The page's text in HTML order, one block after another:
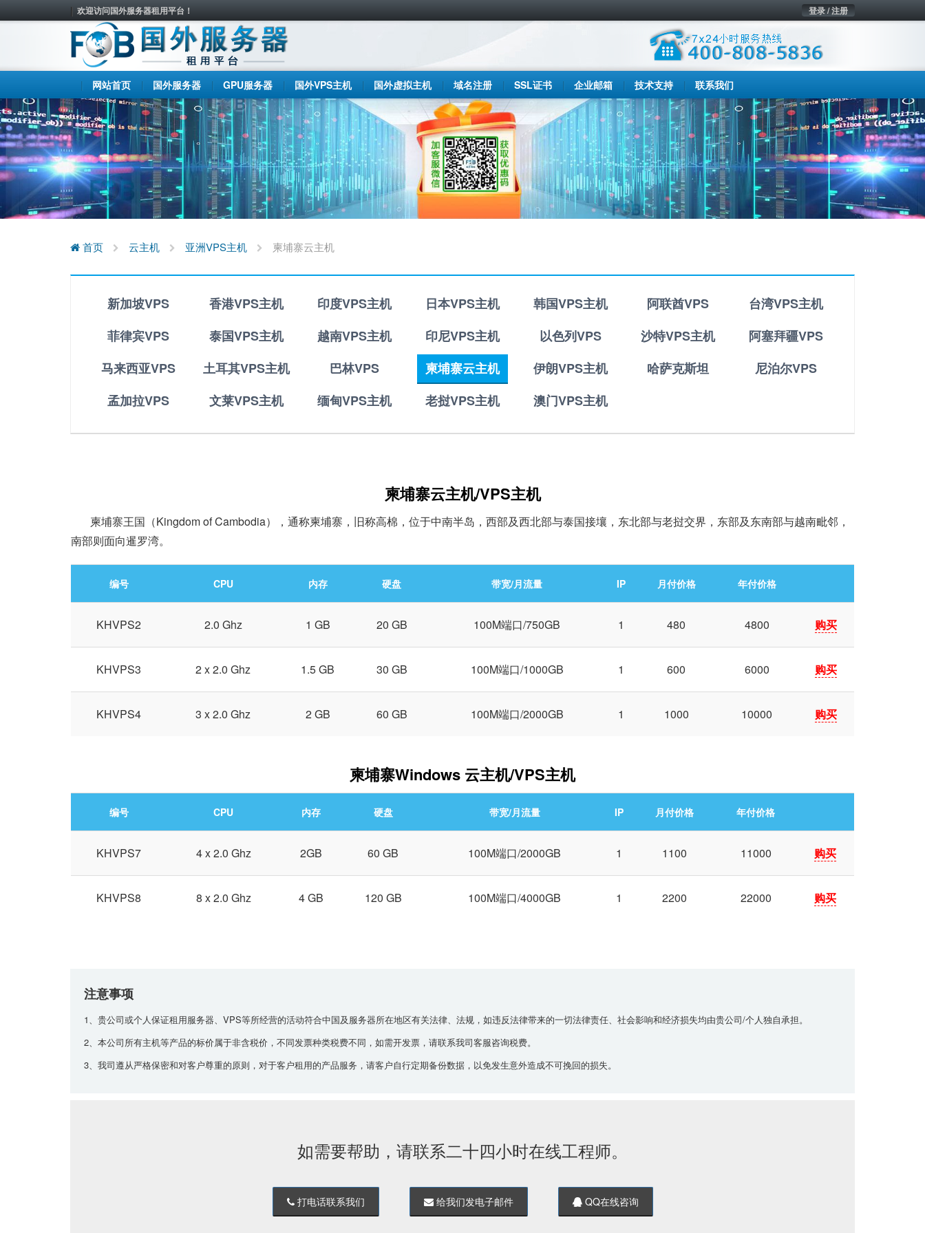
欢迎访问国外服务器租用平台！ 登录 / 注册
网站首页 国外服务器 GPU服务器 国外VPS主机 国外虚拟主机 域名注册 SSL证书 企业邮箱 技术支持 联系我们
首页 云主机 亚洲VPS主机 柬埔寨云主机
新加坡VPS 香港VPS主机 印度VPS主机 日本VPS主机 韩国VPS主机 阿联酋VPS
台湾VPS主机
菲律宾VPS
泰国VPS主机 越南VPS主机 印尼VPS主机 以色列VPS 沙特VPS主机
阿塞拜疆VPS
马来西亚VPS
土耳其VPS主机 巴林VPS 柬埔寨云主机 伊朗VPS主机 哈萨克斯坦
尼泊尔VPS
孟加拉VPS
文莱VPS主机 缅甸VPS主机 老挝VPS主机 澳门VPS主机
柬埔寨云主机/VPS主机
柬埔寨王国（Kingdom of Cambodia），通称柬埔寨，旧称高棉，位于中南半岛，西部及西北部与泰国接壤，东北部与老挝交界，东部及东南部与越南毗邻，
南部则面向暹罗湾。
编号 CPU 内存 硬盘 带宽/月流量 IP 月付价格 年付价格
KHVPS2 2.0 Ghz 1 GB 20 GB 100M端口/750GB 1 480 4800 购买
KHVPS3 2 x 2.0 Ghz 1.5 GB 30 GB 100M端口/1000GB 1 600 6000 购买
KHVPS4 3 x 2.0 Ghz 2 GB 60 GB 100M端口/2000GB 1 1000 10000 购买
柬埔寨Windows 云主机/VPS主机
编号 CPU 内存 硬盘 带宽/月流量 IP 月付价格 年付价格
KHVPS7 4 x 2.0 Ghz 2GB 60 GB 100M端口/2000GB 1 1100 11000 购买
KHVPS8 8 x 2.0 Ghz 4 GB 120 GB 100M端口/4000GB 1 2200 22000 购买
注意事项
1、贵公司或个人保证租用服务器、VPS等所经营的活动符合中国及服务器所在地区有关法律、法规，如违反法律带来的一切法律责任、社会影响和经济损失均由贵公司/个人独自承担。
2、本公司所有主机等产品的标价属于非含税价，不同发票种类税费不同，如需开发票，请联系我司客服咨询税费。
3、我司遵从严格保密和对客户尊重的原则，对于客户租用的产品服务，请客户自行定期备份数据，以免发生意外造成不可挽回的损失。
如需要帮助，请联系二十四小时在线工程师。
打电话联系我们 给我们发电子邮件 QQ在线咨询